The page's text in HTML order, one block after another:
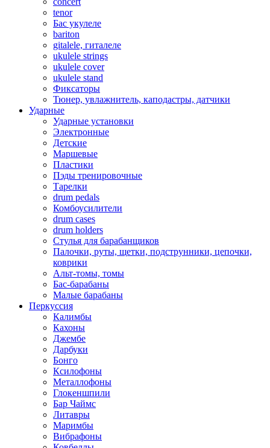
tenor
Бас укулеле
bariton
gitalele, гиталеле
ukulele strings
ukulele cover
ukulele stand
Фиксаторы
Тюнер, увлажнитель, каподастры, датчики
Ударные
Ударные установки
Электронные
Детские
Маршевые
Пластики
Пэды тренировочные
Тарелки
drum pedals
Комбоусилители
drum cases
drum holders
Стулья для барабанщиков
Палочки, руты, щетки, подструнники, цепочки,
коврики
Альт-томы, томы
Бас-барабаны
Малые барабаны
Перкуссия
Калимбы
Кахоны
Джембе
Дарбуки
Бонго
Ксилофоны
Металлофоны
Глокеншпили
Бар Чаймс
Литавры
Маримбы
Вибрафоны